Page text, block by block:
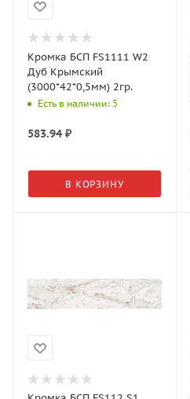
Кромка БСП FS1111 W2
Дуб Крымский
(3000*42*0,5мм) 2гр.
Есть в наличии: 5
583.94₽
В КОРЗИНУ